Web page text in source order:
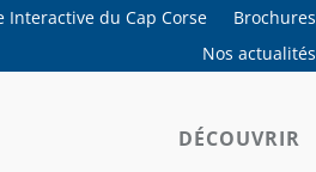
Interactive du Cap Corse
Brochures
Nos actualités
DÉCOUVRIR